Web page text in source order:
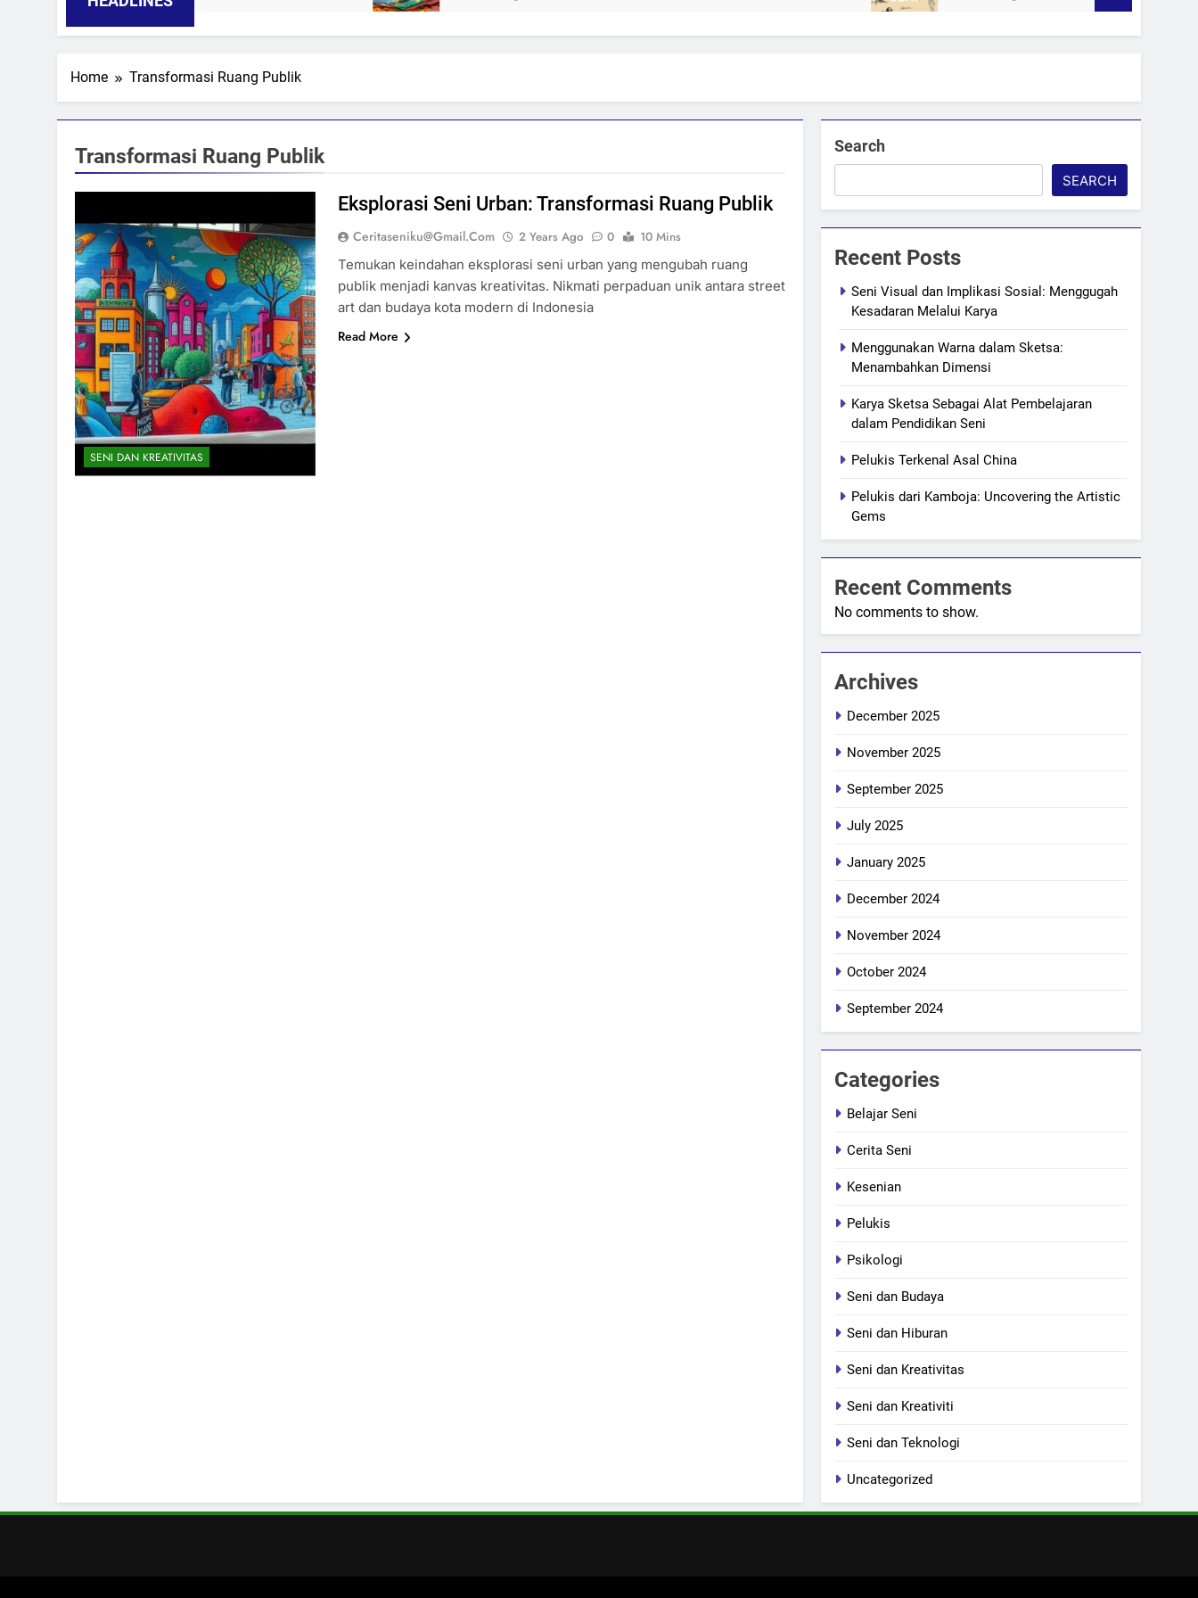
Home Transformasi Ruang Publik
Transformasi Ruang Publik
SENI DAN KREATIVITAS
Eksplorasi Seni Urban: Transformasi Ruang Publik
Ceritaseniku@gmail.com 2 Years Ago 0
10 Mins
Temukan keindahan eksplorasi seni urban yang mengubah ruang
publik menjadi kanvas kreativitas. Nikmati perpaduan unik antara street
art dan budaya kota modern di Indonesia
Read More
Search
SEARCH
Recent Posts
Seni Visual dan Implikasi Sosial: Menggugah
Kesadaran Melalui Karya
Menggunakan Warna dalam Sketsa:
Menambahkan Dimensi
Karya Sketsa Sebagai Alat Pembelajaran
dalam Pendidikan Seni
Pelukis Terkenal Asal China
Pelukis dari Kamboja: Uncovering the Artistic
Gems
Recent Comments
No comments to show.
Archives
December 2025
November 2025
September 2025
July 2025
January 2025
December 2024
November 2024
October 2024
September 2024
Categories
Belajar Seni
Cerita Seni
Kesenian
Pelukis
Psikologi
Seni dan Budaya
Seni dan Hiburan
Seni dan Kreativitas
Seni dan Kreativiti
Seni dan Teknologi
Uncategorized